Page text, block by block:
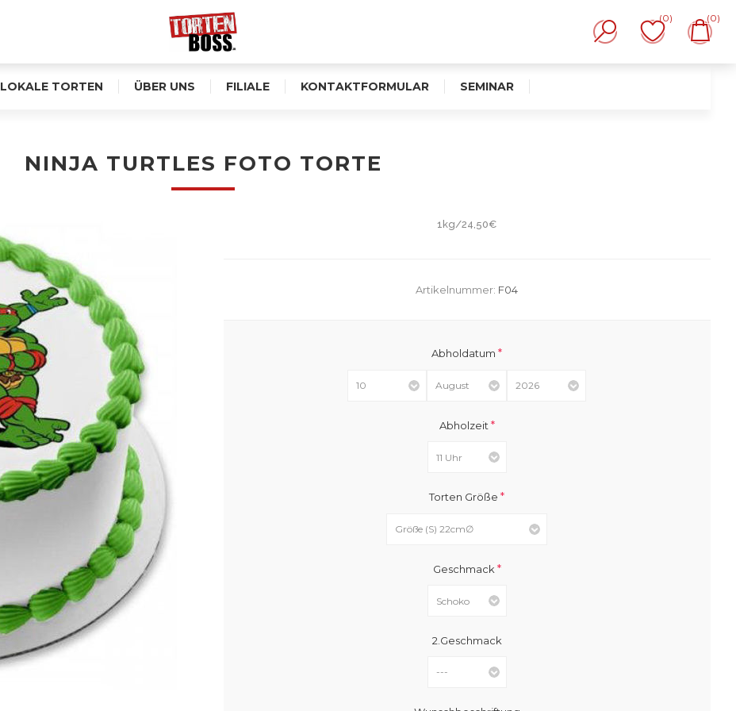
(0) (0)
LOKALE TORTEN ÜBER UNS FILIALE KONTAKTFORMULAR SEMINAR
NINJA TURTLES FOTO TORTE
1kg/24,50€
Artikelnummer: F04
Abholdatum*
Abholzeit *
Torten Größe*
Geschmack *
2.Geschmack